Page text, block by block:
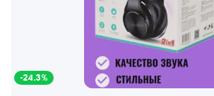
-24.3%